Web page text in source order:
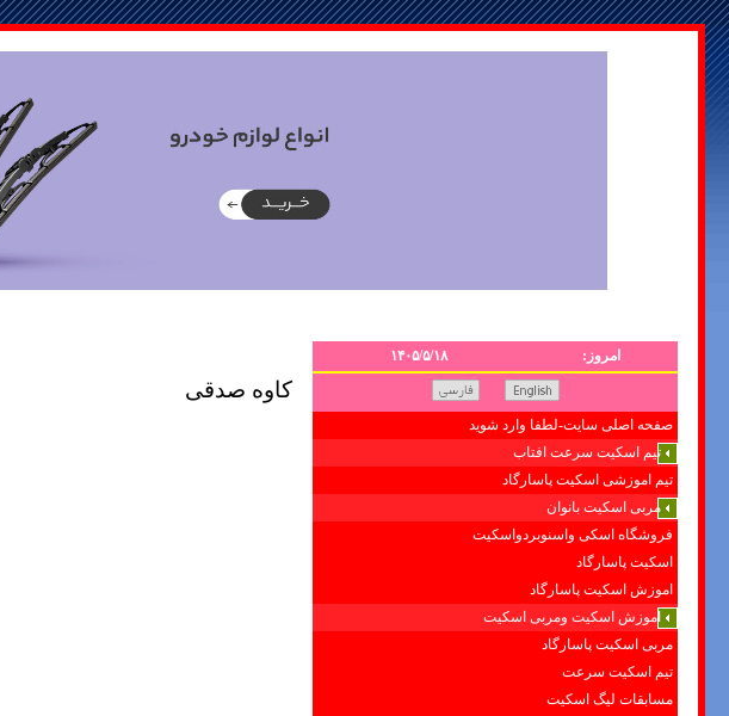
امروز: ۱۴۰۵/۵/۱۸
صفحه اصلی سایت-لطفا وارد شوید
تیم اسکیت سرعت افتاب
تیم اموزشی اسکیت پاسارگاد
مربی اسکیت بانوان
فروشگاه اسکی واسنوبردواسکیت
اسکیت پاسارگاد
اموزش اسکیت پاسارگاد
اموزش اسکیت ومربی اسکیت
مربی اسکیت پاسارگاد
تیم اسکیت سرعت
مسابقات لیگ اسکیت
کاوه صدقی